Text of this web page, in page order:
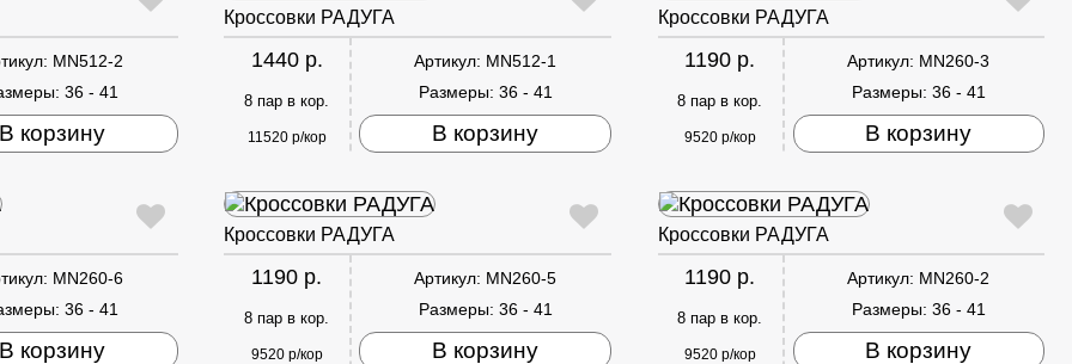
MN512-2
36 - 41
В корзину
Кроссовки РАДУГА
1440 р.
8 пар в кор.
11520 р/кор
Артикул: MN512-1
Размеры: 36 - 41
В корзину
Кроссовки РАДУГА
1190 р.
8 пар в кор.
9520 р/кор
Артикул: MN260-3
Размеры: 36 - 41
В корзину
MN260-6
36 - 41
В корзину
Кроссовки РАДУГА
1190 р.
8 пар в кор.
9520 р/кор
Артикул: MN260-5
Размеры: 36 - 41
В корзину
Кроссовки РАДУГА
1190 р.
8 пар в кор.
9520 р/кор
Артикул: MN260-2
Размеры: 36 - 41
В корзину